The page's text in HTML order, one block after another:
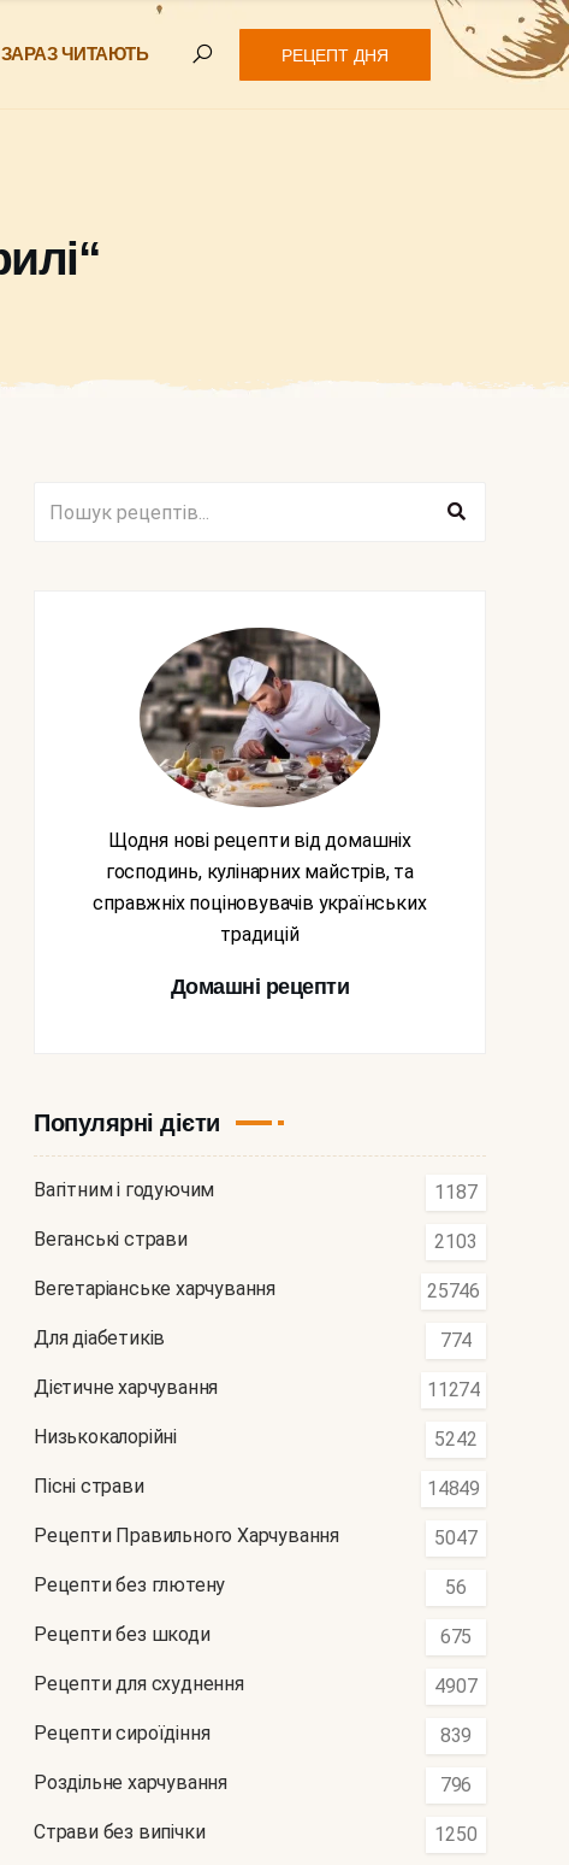
ЗАРАЗ ЧИТАЮТЬ РЕЦЕПТ ДНЯ
Щодня нові рецепти від домашніх
господинь, кулінарних майстрів, та
справжніх поціновувачів українських
традицій
Домашні рецепти
Популярні дієти
Вагітним і годуючим 1187
Веганські страви 2103
Вегетаріанське харчування 25746
Для діабетиків 774
Дієтичне харчування 11274
Низькокалорійні 5242
Пісні страви 14849
Рецепти Правильного Харчування 5047
Рецепти без глютену 56
Рецепти без шкоди 675
Рецепти для схуднення 4907
Рецепти сироїдіння 839
Роздільне харчування 796
Страви без випічки 1250